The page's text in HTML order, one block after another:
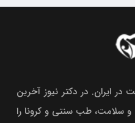
در ایران. در دکتر نیوز آخرین
و سلامت، طب سنتی و کرونا را